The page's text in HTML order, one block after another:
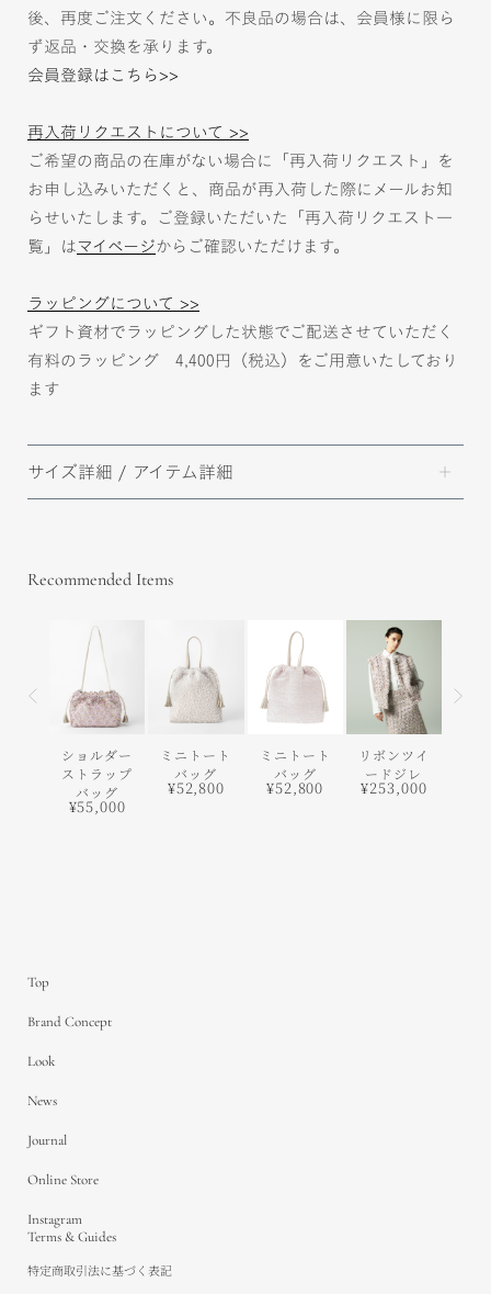
後、再度ご注文ください。不良品の場合は、会員様に限ら
ず返品・交換を承ります。
会員登録はこちら>>
再入荷リクエストについて >>
ご希望の商品の在庫がない場合に「再入荷リクエスト」を
お申し込みいただくと、商品が再入荷した際にメールお知
らせいたします。ご登録いただいた「再入荷リクエスト一
覧」は マイページからご確認いただけます。
ラッピングについて >>
ギフト資材でラッピングした状態でご配送させていただく
有料のラッピング 4,400円（税込）をご用意いたしており
ます
サイズ詳細 / アイテム詳細
Recommended Items
ショルダー
ストラップ
バッグ
¥55,000
ミニトート
バッグ
¥52,800
ミニトート
バッグ
¥52,800
リボンツイ
ードジレ
¥253,000
前の画像
Top
Brand Concept
Look
News
Journal
Online Store
Instagram
Terms & Guides
特定商取引法に基づく表記